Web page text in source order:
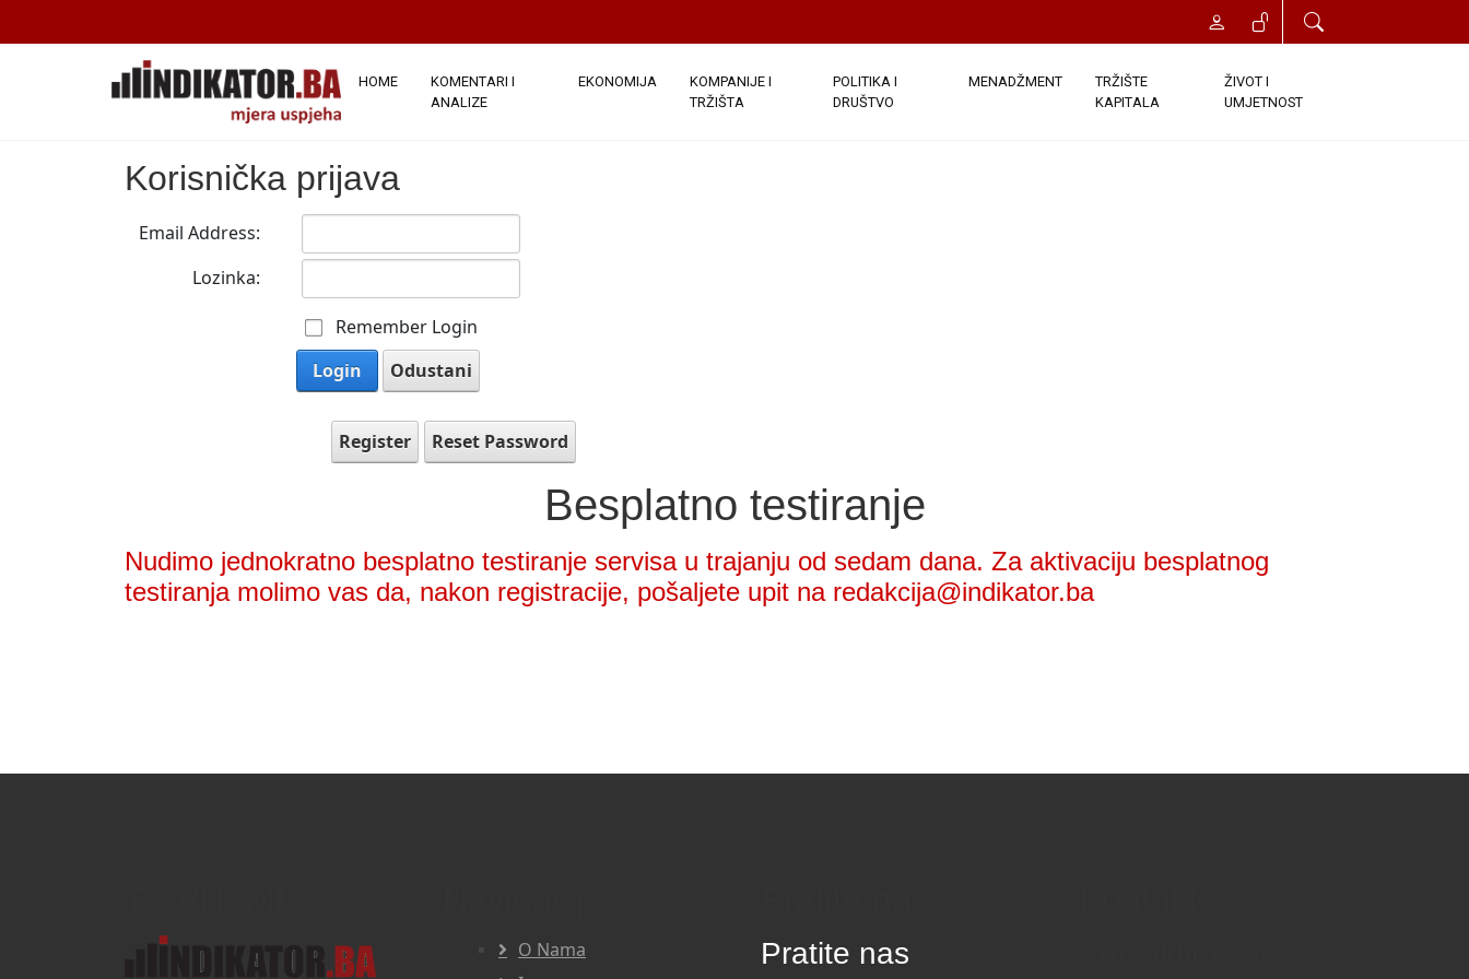
HOME
KOMENTARI I
ANALIZE
EKONOMIJA
KOMPANIJE I
TRŽIŠTA
POLITIKA I
DRUŠTVO
MENADŽMENT
TRŽIŠTE
KAPITALA
ŽIVOT I
UMJETNOST
Korisnička prijava
Email Address:
Lozinka:
Remember Login
Login
Odustani
Register Reset Password
Besplatno testiranje
Nudimo jednokratno besplatno testiranje servisa u trajanju od sedam dana. Za aktivaciju besplatnog
testiranja molimo vas da, nakon registracije, pošaljete upit na redakcija@indikator.ba
O Nama
Pratite nas